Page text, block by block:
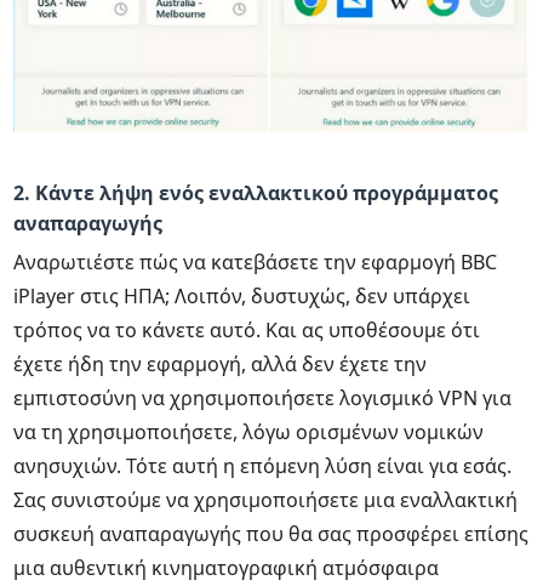
2. Κάντε λήψη ενός εναλλακτικού προγράμματος
αναπαραγωγής
Αναρωτιέστε πώς να κατεβάσετε την εφαρμογή BBC
iPlayer στις ΗΠΑ; Λοιπόν, δυστυχώς, δεν υπάρχει
τρόπος να το κάνετε αυτό. Και ας υποθέσουμε ότι
έχετε ήδη την εφαρμογή, αλλά δεν έχετε την
εμπιστοσύνη να χρησιμοποιήσετε λογισμικό VPN για
να τη χρησιμοποιήσετε, λόγω ορισμένων νομικών
ανησυχιών. Τότε αυτή η επόμενη λύση είναι για εσάς.
Σας συνιστούμε να χρησιμοποιήσετε μια εναλλακτική
συσκευή αναπαραγωγής που θα σας προσφέρει επίσης
μια αυθεντική κινηματογραφική ατμόσφαιρα